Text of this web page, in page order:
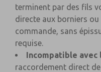
terminent par des fils
directe aux borniers
commande, sans
requise.
Incompatible
raccordement direct